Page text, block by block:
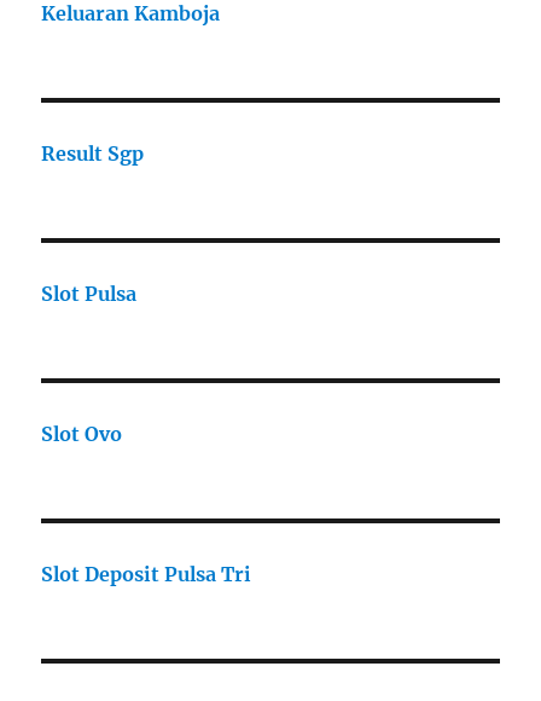
Keluaran Kamboja
Result Sgp
Slot Pulsa
Slot Ovo
Slot Deposit Pulsa Tri